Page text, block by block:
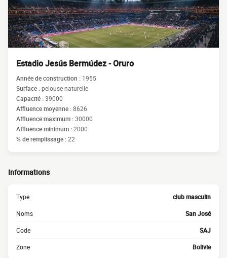
Estadio Jesús Bermúdez - Oruro
Année de construction : 1955
Surface :pelouse naturelle
Capacité :39000
Affluence moyenne :8626
Affluence maximum :30000
Affluence minimum :2000
% de remplissage :22
Informations
Type club masculin
Noms San José
Code SAJ
Zone Bolivie